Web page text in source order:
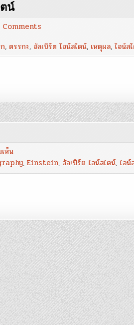
น์
Comments
เรื่อง
ตรรกะ
(Logic)
, ตรรกะ, อัลเบิร์ต ไอน์สไตน์, เหตุผล, ไอน์ส
ห็นบน
อัลเบิร์ต
ไอน์ส
ไตน์
, Einstein, อัลเบิร์ต ไอน์สไตน์, ไอน์